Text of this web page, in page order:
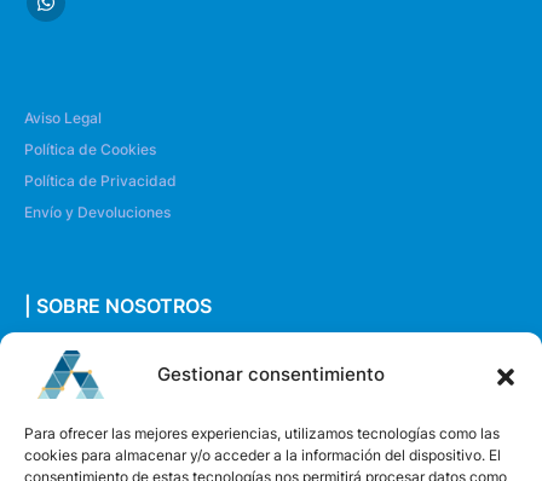
Gestionar consentimiento
Para ofrecer las mejores experiencias, utilizamos tecnologías como las
cookies para almacenar y/o acceder a la información del dispositivo. El
consentimiento de estas tecnologías nos permitirá procesar datos como
Aviso Legal
Política de Cookies
Política de Privacidad
Envío y Devoluciones
| SOBRE NOSOTROS
Quiénes somos
Envíanos un mensaje